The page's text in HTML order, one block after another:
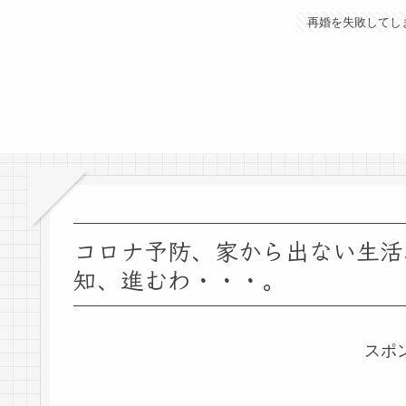
再婚を失敗してし
コロナ予防、家から出ない生
知、進むわ・・・。
スポ